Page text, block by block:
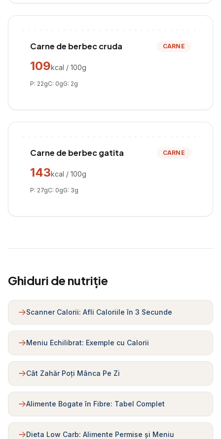
Carne de berbec cruda CARNE
109kcal / 100g
P: 22gC: 0gG: 2g
Carne de berbec gatita CARNE
143kcal / 100g
P: 27gC: 0gG: 3g
Ghiduri de nutriție
Scanner Calorii: Afli Caloriile în 3 Secunde
Meniu Echilibrat: Exemple cu Calorii
Cât Zahăr Poți Mânca Pe Zi
Alimente Bogate în Fibre: Tabel Complet
Dieta Low Carb: Alimente Permise și Meniu